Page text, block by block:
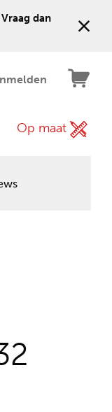
dan
Op maat